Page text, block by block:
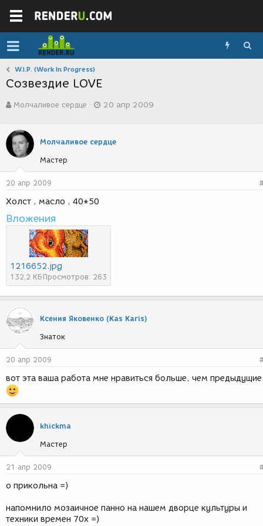
W.I.P. (Work In Progress)
Созвездие LOVE
в
о
р
т
е
м
ы
Молчаливое сердце
а
с
д
20 апр 2009
Молчаливое сердце
Мастер
20 апр 2009
Холст , масло , 40*50
Вложения
1216652.jpg
132,2 КБ Просмотров: 263
Ксения Яковенко (Kas Karis)
Знаток
20 апр 2009
вот эта ваша работа мне нравиться больше, чем предыдущие
khickma
Мастер
21 апр 2009
о прикольна =)
напомнило мозаичное панно на нашем дворце культуры и
техники времен 70х =)